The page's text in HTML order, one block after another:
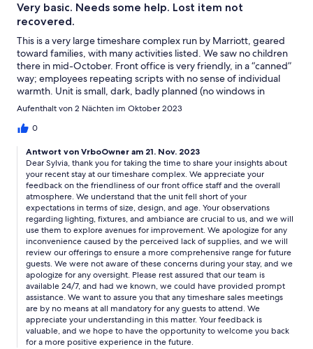
Very basic. Needs some help. Lost item not
recovered.
This is a very large timeshare complex run by Marriott, geared
toward families, with many activities listed. We saw no children
there in mid-October. Front office is very friendly, in a “canned”
way; employees repeating scripts with no sense of individual
warmth. Unit is small, dark, badly planned (no windows in
kitchen area or bathrooms) and OLD - maybe mid-80s. Very
lighting. Very undersupplied compared to most VRBOs - not
time. Location was convenient if somewhat isolated. No charm.
Would not recommend.
Aufenthalt von 2 Nächten im Oktober 2023
0
Antwort von VrboOwner am 21. Nov. 2023
Dear Sylvia, thank you for taking the time to share your insights about
your recent stay at our timeshare complex. We appreciate your
feedback on the friendliness of our front office staff and the overall
atmosphere. We understand that the unit fell short of your
expectations in terms of size, design, and age. Your observations
regarding lighting, fixtures, and ambiance are crucial to us, and we will
use them to explore avenues for improvement. We apologize for any
inconvenience caused by the perceived lack of supplies, and we will
review our offerings to ensure a more comprehensive range for future
guests. We were not aware of these concerns during your stay, and we
apologize for any oversight. Please rest assured that our team is
available 24/7, and had we known, we could have provided prompt
assistance. We want to assure you that any timeshare sales meetings
are by no means at all mandatory for any guests to attend. We
appreciate your understanding in this matter. Your feedback is
valuable, and we hope to have the opportunity to welcome you back
for a more positive experience in the future.